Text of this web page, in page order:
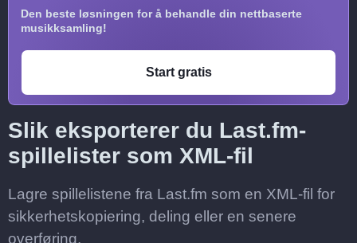
Den beste løsningen for å behandle din nettbaserte
musikksamling!
Start gratis
Slik eksporterer du Last.fm-
spillelister som XML-fil
Lagre spillelistene fra Last.fm som en XML-fil for
sikkerhetskopiering, deling eller en senere
overføring.